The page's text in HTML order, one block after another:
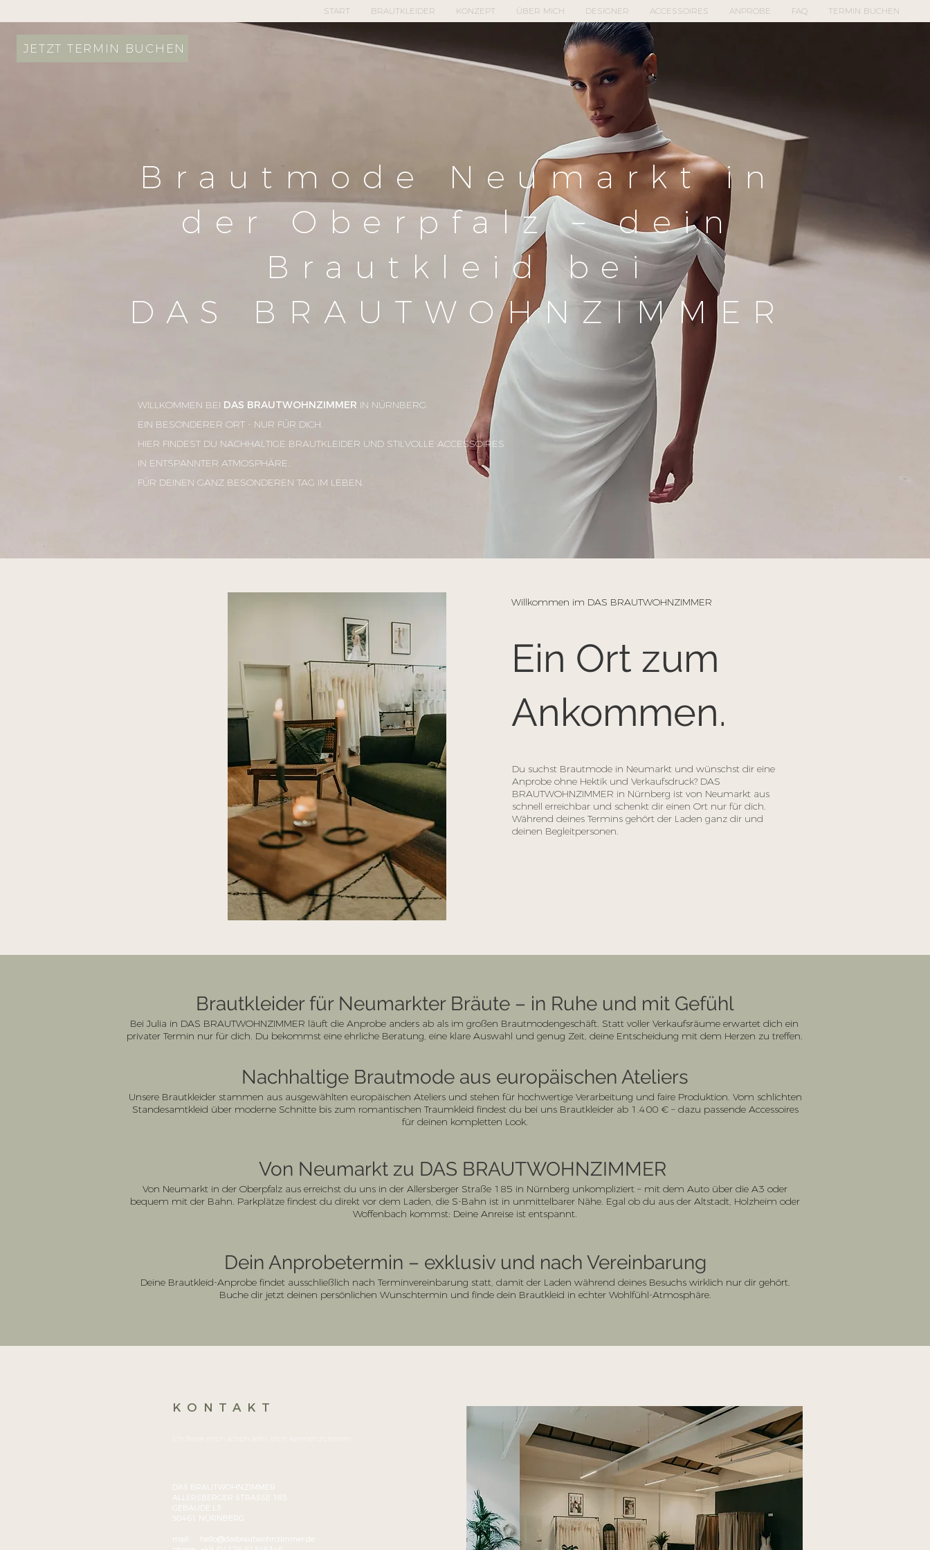
START BRAUTKLEIDER KONZEPT ÜBER MICH DESIGNER ACCESSOIRES ANPROBE FAQ TERMIN BUCHEN
JETZT TERMIN BUCHEN
Brautmode Neumarkt in
der Oberpfalz – dein
Brautkleid bei
DAS BRAUTWOHNZIMMER
WILLKOMMEN BEI DAS BRAUTWOHNZIMMER IN NÜRNBERG.
EIN BESONDERER ORT - NUR FÜR DICH.
HIER FINDEST DU NACHHALTIGE BRAUTKLEIDER UND STILVOLLE ACCESSOIRES
IN ENTSPANNTER ATMOSPHÄRE.
FÜR DEINEN GANZ BESONDEREN TAG IM LEBEN.
Willkommen im DAS BRAUTWOHNZIMMER
Ein Ort zum
Ankommen.
Du suchst Brautmode in Neumarkt und wünschst dir eine
Anprobe ohne Hektik und Verkaufsdruck? DAS
BRAUTWOHNZIMMER in Nürnberg ist von Neumarkt aus
schnell erreichbar und schenkt dir einen Ort nur für dich.
Während deines Termins gehört der Laden ganz dir und
deinen Begleitpersonen.
Brautkleider für Neumarkter Bräute – in Ruhe und mit Gefühl
Bei Julia in DAS BRAUTWOHNZIMMER läuft die Anprobe anders ab als im großen Brautmodengeschäft. Statt voller Verkaufsräume erwartet dich ein
privater Termin nur für dich. Du bekommst eine ehrliche Beratung, eine klare Auswahl und genug Zeit, deine Entscheidung mit dem Herzen zu treffen.
Nachhaltige Brautmode aus europäischen Ateliers
Unsere Brautkleider stammen aus ausgewählten europäischen Ateliers und stehen für hochwertige Verarbeitung und faire Produktion. Vom schlichten
Standesamtkleid über moderne Schnitte bis zum romantischen Traumkleid findest du bei uns Brautkleider ab 1.400 € – dazu passende Accessoires
für deinen kompletten Look.
Von Neumarkt zu DAS BRAUTWOHNZIMMER
Von Neumarkt in der Oberpfalz aus erreichst du uns in der Allersberger Straße 185 in Nürnberg unkompliziert – mit dem Auto über die A3 oder
bequem mit der Bahn. Parkplätze findest du direkt vor dem Laden, die S-Bahn ist in unmittelbarer Nähe. Egal ob du aus der Altstadt, Holzheim oder
Woffenbach kommst: Deine Anreise ist entspannt.
Dein Anprobetermin – exklusiv und nach Vereinbarung
Deine Brautkleid-Anprobe findet ausschließlich nach Terminvereinbarung statt, damit der Laden während deines Besuchs wirklich nur dir gehört.
Buche dir jetzt deinen persönlichen Wunschtermin und finde dein Brautkleid in echter Wohlfühl-Atmosphäre.
KONTAKT
DAS BRAUTWOHNZIMMER
ALLERSBERGER STRASSE 185
GEBÄUDE L3
90461 NÜRNBERG
mail:
hello@dasbrautwohnzimmer.de